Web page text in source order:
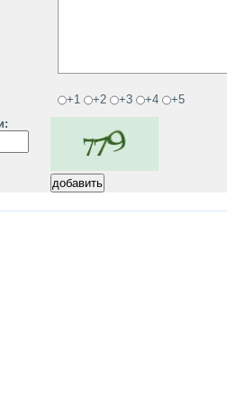
+1 +2 +3 +4
+5